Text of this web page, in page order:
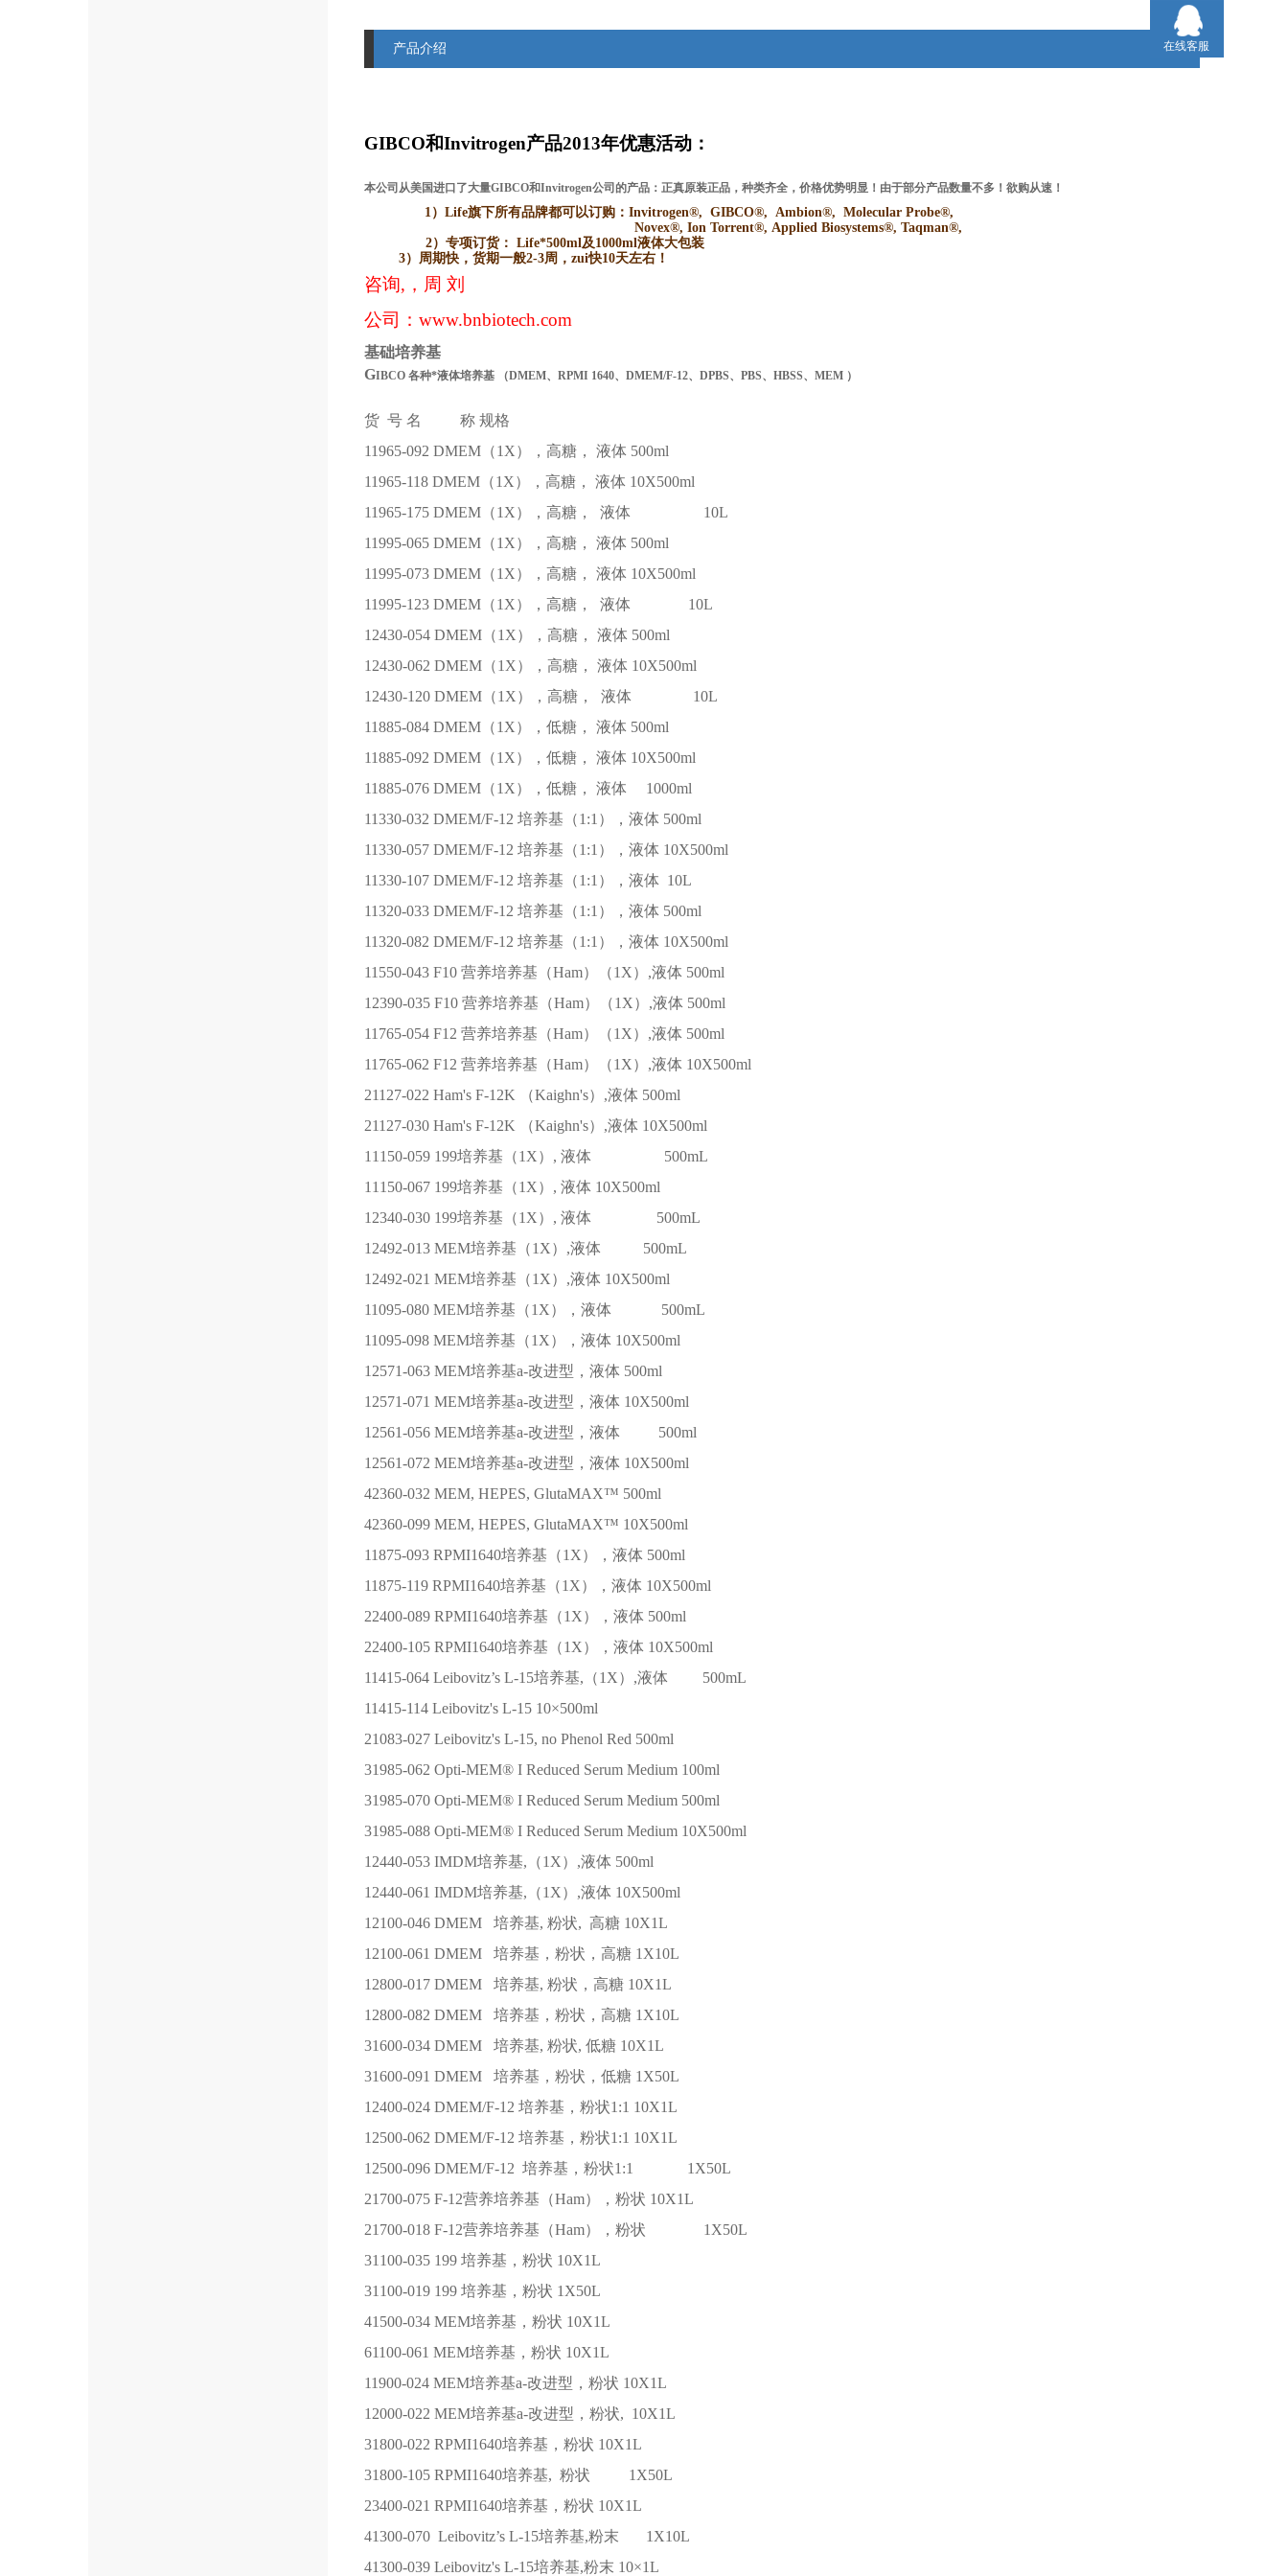
产品介绍
GIBCO和Invitrogen产品2013年优惠活动：
本公司从美国进口了大量GIBCO和Invitrogen公司的产品：正真原装正品，种类齐全，价格优势明显！由于部分产品数量不多！欲购从速！
1）Life旗下所有品牌都可以订购：Invitrogen®, GIBCO®, Ambion®, Molecular Probe®,
Novex®, Ion Torrent®, Applied Biosystems®, Taqman®,
2） 专项订货： Life*500ml及1000ml液体大包装
3） 周期快，货期一般2-3周，zui快10天左右！
咨询,，周 刘
公司： www.bnbiotech.com
基础培养基
GIBCO 各种*液体培养基 （DMEM、RPMI 1640、DMEM/F-12、DPBS、PBS、HBSS、MEM ）
货 号 名 称 规格
11965-092 DMEM（1X），高糖， 液体 500ml
11965-118 DMEM（1X），高糖， 液体 10X500ml
11965-175 DMEM（1X），高糖， 液体
10L
11995-065 DMEM（1X），高糖， 液体 500ml
11995-073 DMEM（1X），高糖， 液体 10X500ml
11995-123 DMEM（1X），高糖， 液体
10L
12430-054 DMEM（1X），高糖， 液体 500ml
12430-062 DMEM（1X），高糖， 液体 10X500ml
12430-120 DMEM（1X），高糖， 液体
10L
11885-084 DMEM（1X），低糖， 液体 500ml
11885-092 DMEM（1X），低糖， 液体 10X500ml
11885-076 DMEM（1X），低糖， 液体
1000ml
11330-032 DMEM/F-12 培养基（1:1），液体 500ml
11330-057 DMEM/F-12 培养基（1:1），液体 10X500ml
11330-107 DMEM/F-12 培养基（1:1），液体 10L
11320-033 DMEM/F-12 培养基（1:1），液体 500ml
11320-082 DMEM/F-12 培养基（1:1），液体 10X500ml
11550-043 F10 营养培养基（Ham）（1X）,液体 500ml
12390-035 F10 营养培养基（Ham）（1X）,液体 500ml
11765-054 F12 营养培养基（Ham）（1X）,液体 500ml
11765-062 F12 营养培养基（Ham）（1X）,液体 10X500ml
21127-022 Ham's F-12K （Kaighn's）,液体 500ml
21127-030 Ham's F-12K （Kaighn's）,液体 10X500ml
11150-059 199培养基（1X）, 液体
500mL
11150-067 199培养基（1X）, 液体 10X500ml
12340-030 199培养基（1X）, 液体
500mL
12492-013 MEM培养基（1X）,液体
500mL
12492-021 MEM培养基（1X）,液体 10X500ml
11095-080 MEM培养基（1X），液体
500mL
11095-098 MEM培养基（1X），液体 10X500ml
12571-063 MEM培养基a-改进型，液体 500ml
12571-071 MEM培养基a-改进型，液体 10X500ml
12561-056 MEM培养基a-改进型，液体
500ml
12561-072 MEM培养基a-改进型，液体 10X500ml
42360-032 MEM, HEPES, GlutaMAX™ 500ml
42360-099 MEM, HEPES, GlutaMAX™ 10X500ml
11875-093 RPMI1640培养基（1X），液体 500ml
11875-119 RPMI1640培养基（1X），液体 10X500ml
22400-089 RPMI1640培养基（1X），液体 500ml
22400-105 RPMI1640培养基（1X），液体 10X500ml
11415-064 Leibovitz’s L-15培养基,（1X）,液体
500mL
11415-114 Leibovitz's L-15 10×500ml
21083-027 Leibovitz's L-15, no Phenol Red 500ml
31985-062 Opti-MEM® I Reduced Serum Medium 100ml
31985-070 Opti-MEM® I Reduced Serum Medium 500ml
31985-088 Opti-MEM® I Reduced Serum Medium 10X500ml
12440-053 IMDM培养基,（1X）,液体 500ml
12440-061 IMDM培养基,（1X）,液体 10X500ml
12100-046 DMEM 培养基, 粉状, 高糖 10X1L
12100-061 DMEM 培养基，粉状，高糖 1X10L
12800-017 DMEM 培养基, 粉状，高糖 10X1L
12800-082 DMEM 培养基，粉状，高糖 1X10L
31600-034 DMEM 培养基, 粉状, 低糖 10X1L
31600-091 DMEM 培养基，粉状，低糖 1X50L
12400-024 DMEM/F-12 培养基，粉状1:1 10X1L
12500-062 DMEM/F-12 培养基，粉状1:1 10X1L
12500-096 DMEM/F-12 培养基，粉状1:1
1X50L
21700-075 F-12营养培养基（Ham），粉状 10X1L
21700-018 F-12营养培养基（Ham），粉状
1X50L
31100-035 199 培养基，粉状 10X1L
31100-019 199 培养基，粉状 1X50L
41500-034 MEM培养基，粉状 10X1L
61100-061 MEM培养基，粉状 10X1L
11900-024 MEM培养基a-改进型，粉状 10X1L
12000-022 MEM培养基a-改进型，粉状, 10X1L
31800-022 RPMI1640培养基，粉状 10X1L
31800-105 RPMI1640培养基, 粉状
1X50L
23400-021 RPMI1640培养基，粉状 10X1L
41300-070 Leibovitz’s L-15培养基,粉末
1X10L
41300-039 Leibovitz's L-15培养基,粉末 10×1L
在线客服